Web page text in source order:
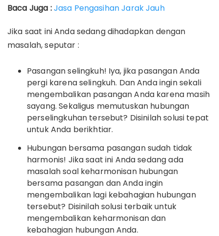
Baca Juga :Jasa Pengasihan Jarak Jauh
Jika saat ini Anda sedang dihadapkan dengan
masalah, seputar :
Pasangan selingkuh! Iya, jika pasangan Anda
pergi karena selingkuh. Dan Anda ingin sekali
mengembalikan pasangan Anda karena masih
sayang. Sekaligus memutuskan hubungan
perselingkuhan tersebut? Disinilah solusi tepat
untuk Anda berikhtiar.
Hubungan bersama pasangan sudah tidak
harmonis! Jika saat ini Anda sedang ada
masalah soal keharmonisan hubungan
bersama pasangan dan Anda ingin
mengembalikan lagi kebahagian hubungan
tersebut? Disinilah solusi terbaik untuk
mengembalikan keharmonisan dan
kebahagian hubungan Anda.